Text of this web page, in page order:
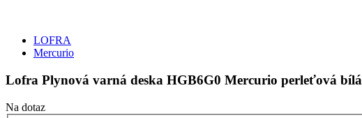
LOFRA
Mercurio
Lofra Plynová varná deska HGB6G0 Mercurio perleťová bílá
Na dotaz